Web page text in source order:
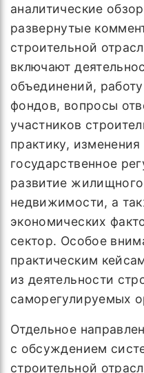
аналитические
развернутые
строительной
включают
объединений,
фондов, вопросы
участников
практику,
государственное
развитие
недвижимости, а
экономических
сектор. Особое
практическим
из деятельности
саморегулируемых
Отдельное
с обсуждением
строительной